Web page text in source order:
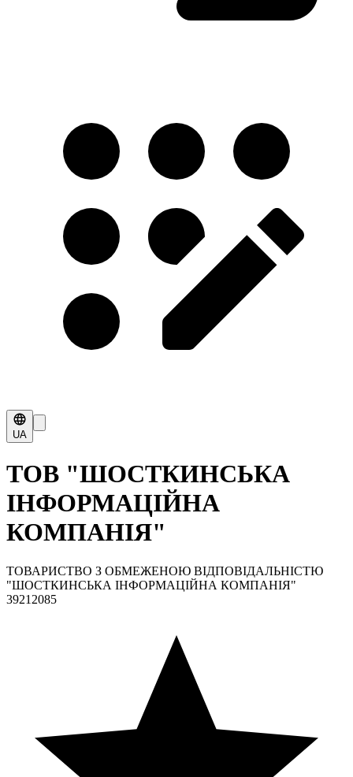
UA
ТОВ "ШОСТКИНСЬКА
ІНФОРМАЦІЙНА
КОМПАНІЯ"
ТОВАРИСТВО З ОБМЕЖЕНОЮ ВІДПОВІДАЛЬНІСТЮ
"ШОСТКИНСЬКА ІНФОРМАЦІЙНА КОМПАНІЯ"
39212085